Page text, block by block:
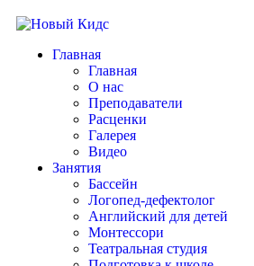
Главная
Главная
О нас
Преподаватели
Расценки
Галерея
Видео
Занятия
Бассейн
Логопед-дефектолог
Английский для детей
Монтессори
Театральная студия